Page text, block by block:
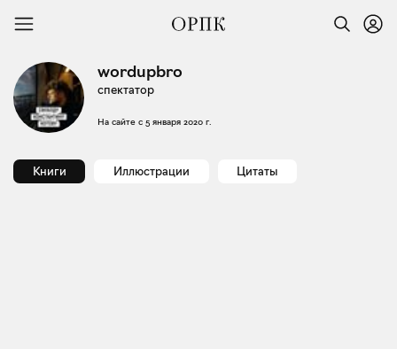
wordupbro
спектатор
На сайте с 5 января 2020 г.
Книги Иллюстрации Цитаты